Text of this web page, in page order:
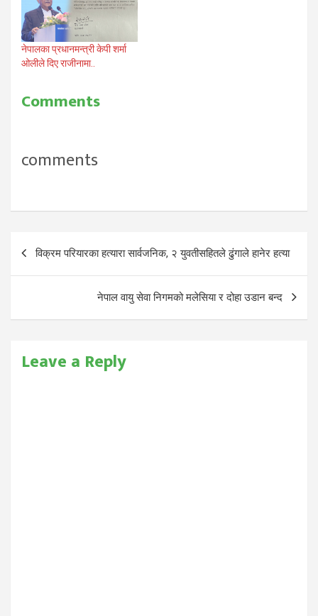
नेपालका प्रधानमन्त्री केपी शर्मा
ओलीले दिए राजीनामा..
Comments
comments
Post
navigation
विक्रम परियारका हत्यारा सार्वजनिक, २ युवतीसहितले ढुंगाले हानेर हत्या
नेपाल वायु सेवा निगमको मलेसिया र दोहा उडान बन्द
Leave a Reply